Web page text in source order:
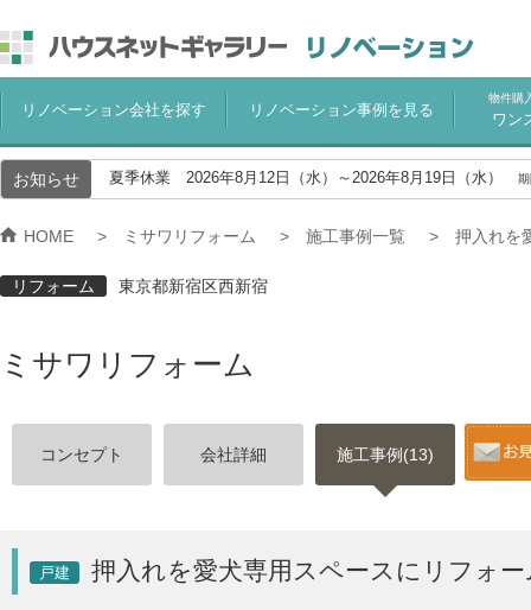
リノベーション会社を探す リノベーション事例を見る
物件購
ワン
お知らせ 夏季休業 2026年8月12日（水）～2026年8月19日（水）
HOME ミサワリフォーム 施工事例一覧 押入れを
リフォーム 東京都新宿区西新宿
ミサワリフォーム
コンセプト 会社詳細 施工事例(13)
戸建 押入れを愛犬専用スペースにリフォー